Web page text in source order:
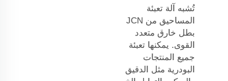
تُشبه آلة تعبئة
المساحيق من JCN
بطل خارق متعدد
القوى. يمكنها تعبئة
جميع المنتجات
البودرية مثل الدقيق